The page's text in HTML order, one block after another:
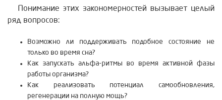
Понимание этих закономерностей вызывает целый
ряд вопросов:
Возможно ли поддерживать подобное состояние не
только во время сна?
Как запускать альфа-ритмы во время активной фазы
работы организма?
Как реализовать потенциал самообновления,
регенерации на полную мощь?